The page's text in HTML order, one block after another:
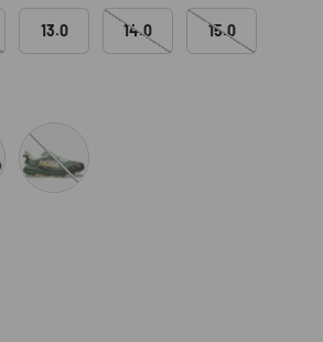
13.0 14.0 15.0
SFRN